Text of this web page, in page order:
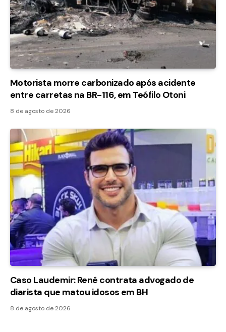
Motorista morre carbonizado após acidente
entre carretas na BR-116, em Teófilo Otoni
8 de agosto de 2026
Caso Laudemir: Renê contrata advogado de
diarista que matou idosos em BH
8 de agosto de 2026